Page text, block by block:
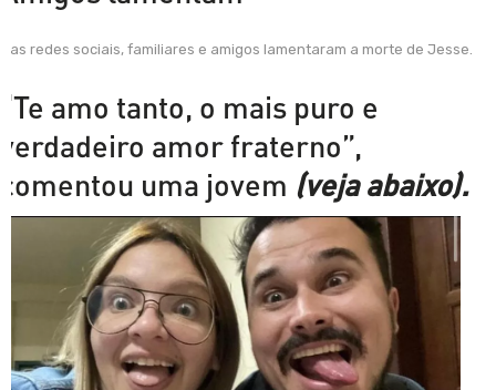
Nas redes sociais, familiares e amigos lamentaram a morte de Jesse.
“Te amo tanto, o mais puro e
verdadeiro amor fraterno”,
comentou uma jovem (veja abaixo).